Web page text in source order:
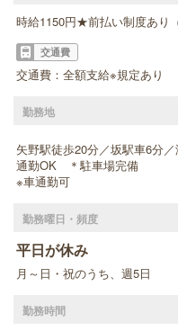
時給1150円★前払い制度あり
交通費
交通費：全額支給※規定あり
勤務地
矢野駅徒歩20分／坂駅車6分
通勤OK ＊駐車場完備
※車通勤可
勤務曜日・頻度
平日が休み
月～日・祝のうち、週5日
勤務時間